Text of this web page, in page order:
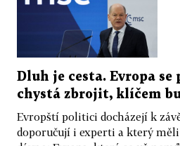
Dluh je cesta. Evropa se
chystá zbrojit, klíčem
Evropští politici docházejí k
doporučují i experti a který